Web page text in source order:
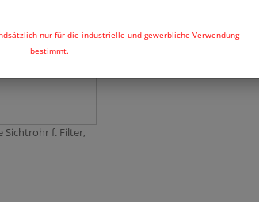
nur für die industrielle und gewerbliche Verwendung
bestimmt.
Sichtrohr f. Filter,